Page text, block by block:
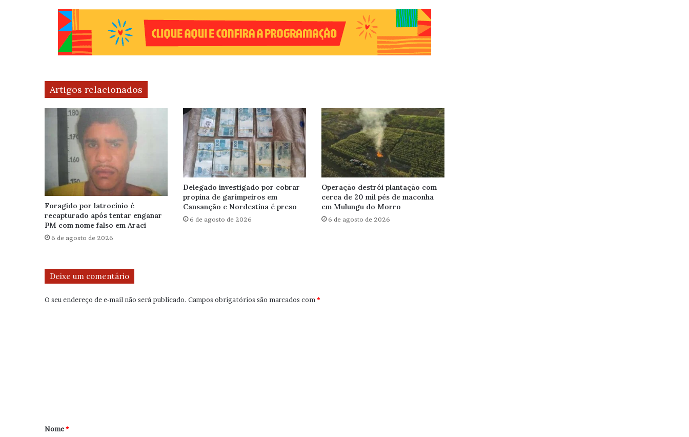
Artigos relacionados
Foragido por latrocínio é
recapturado após tentar enganar
PM com nome falso em Araci
6 de agosto de 2026
Delegado investigado por cobrar
propina de garimpeiros em
Cansanção e Nordestina é preso
6 de agosto de 2026
Operação destrói plantação com
cerca de 20 mil pés de maconha
em Mulungu do Morro
6 de agosto de 2026
Deixe um comentário
O seu endereço de e-mail não será publicado. Campos obrigatórios são marcados com *
r
Nome*